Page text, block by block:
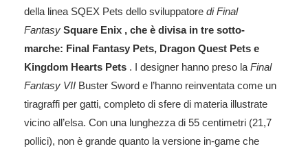
della linea SQEX Pets dello sviluppatore di Final
Fantasy Square Enix , che è divisa in tre sotto-
marche: Final Fantasy Pets, Dragon Quest Pets e
Kingdom Hearts Pets . I designer hanno preso la Final
Fantasy VII Buster Sword e l’hanno reinventata come un
tiragraffi per gatti, completo di sfere di materia illustrate
vicino all’elsa. Con una lunghezza di 55 centimetri (21,7
pollici), non è grande quanto la versione in-game che